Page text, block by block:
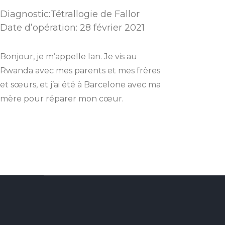
Diagnostic:Tétrallogie de Fallor
Date d’opération: 28 février 2021
Bonjour, je m’appelle Ian. Je vis au
Rwanda avec mes parents et mes frères
et sœurs, et j’ai été à Barcelone avec ma
mère pour réparer mon cœur.